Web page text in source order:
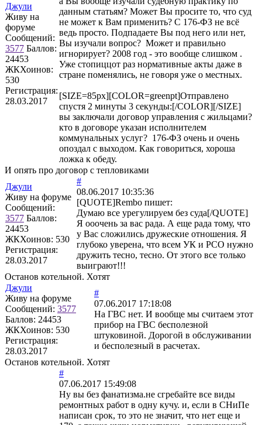
Джули
Живу на
форуме
Сообщений:
3577 Баллов:
24453
ЖКХоинов:
530
Регистрация:
28.03.2017
данным статьям? Может Вы просите то, что суд
не может к Вам применить? С 176-ФЗ не всё
ведь просто. Подпадаете Вы под него или нет,
Вы изучали вопрос? Может и правильно
игнорирует? 2008 год - это вообще слишком .
Уже стопиццот раз нормативные акты даже в
стране поменялись, не говоря уже о местных.
[SIZE=85px][COLOR=greenpt]Отправлено
спустя 2 минуты 3 секунды:[/COLOR][/SIZE]
вы заключали договор управления с жильцами?
кто в договоре указан исполнителем
коммунальных услуг? 176-ФЗ очень и очень
опоздал с выходом. Как говориться, хороша
ложка к обеду.
И опять про договор с тепловиками
Джули
Живу на форуме
Сообщений:
3577 Баллов:
24453
ЖКХоинов: 530
Регистрация:
28.03.2017
#
08.06.2017 10:35:36
[QUOTE]Rembo пишет:
Думаю все урегулируем без суда[/QUOTE]
Я ооочень за вас рада. А еще рада тому, что
у Вас сложились дружеские отношения. Я
глубоко уверена, что всем УК и РСО нужно
дружить тесно, тесно. От этого все только
выиграют!!!
Останов котельной. Хотят
Джули
Живу на форуме
Сообщений: 3577
Баллов: 24453
ЖКХоинов: 530
Регистрация:
28.03.2017
#
07.06.2017 17:18:08
На ГВС нет. И вообще мы считаем этот
прибор на ГВС бесполезной
штуковиной. Дорогой в обслуживании
и бесполезный в расчетах.
Останов котельной. Хотят
#
07.06.2017 15:49:08
Ну вы без фанатизма.не сгребайте все виды
ремонтных работ в одну кучу. и, если в СНиПе
написан срок, то это не значит, что нет еще и